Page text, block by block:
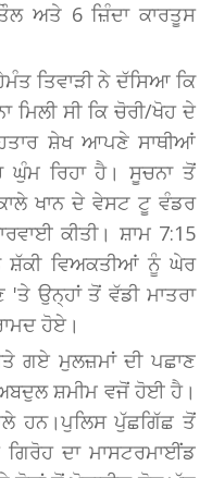
ਅਤੇ 6 ਜ਼ਿੰਦਾ ਕਾਰਤੂਸ
ਤਿਵਾੜੀ ਨੇ ਦੱਸਿਆ ਕਿ
ਮਿਲੀ ਸੀ ਕਿ ਚੋਰੀ/ਖੋਹ ਦੇ
ਸ਼ੇਖ ਆਪਣੇ ਸਾਥੀਆਂ
ਘੁੰਮ ਰਿਹਾ ਹੈ। ਸੂਚਨਾ ਤੋਂ
ਖਾਨ ਦੇ ਵੇਸਟ ਟੂ ਵੰਡਰ
ਕੀਤੀ। ਸ਼ਾਮ 7:15
ਸ਼ੱਕੀ ਵਿਅਕਤੀਆਂ ਨੂੰ ਘੇਰ
ਉਨ੍ਹਾਂ ਤੋਂ ਵੱਡੀ ਮਾਤਰਾ
ਹੋਏ।
ਗਏ ਮੁਲਜ਼ਮਾਂ ਦੀ ਪਛਾਣ
ਸ਼ਮੀਮ ਵਜੋਂ ਹੋਈ ਹੈ।
ਹਨ।ਪੁਲਿਸ ਪੁੱਛਗਿੱਛ ਤੋਂ
ਦਾ ਮਾਸਟਰਮਾਈਂਡ